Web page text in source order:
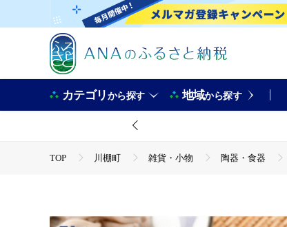
カテゴリから探す 地域から探す
TOP 川棚町 雑貨・小物 陶器・食器